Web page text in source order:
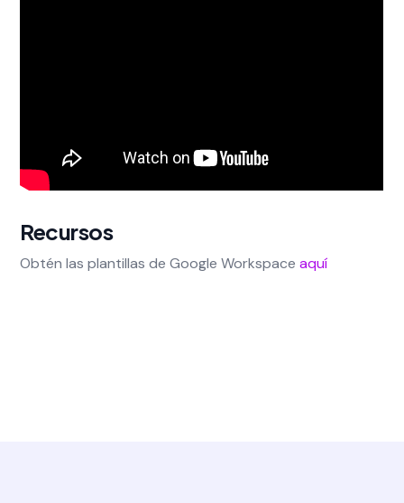
Recursos
Obtén las plantillas de Google Workspaceaquí